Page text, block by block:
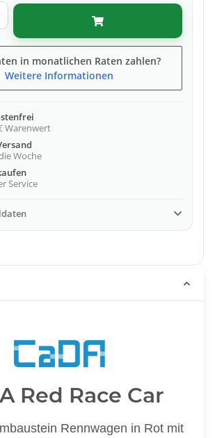
in monatlichen Raten zahlen?
Weitere Informationen
Warenwert
Woche
Service
Red Race Car
Rennwagen in Rot mit